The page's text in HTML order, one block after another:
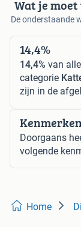
Wat je
De onderstaande
14,4%
14,4% van alle
categorie
zijn in de
Doorgaans
volgende
Home